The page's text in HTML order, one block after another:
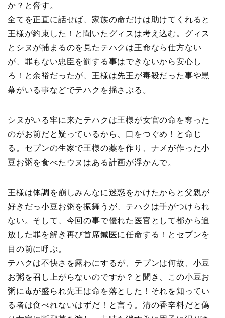
か？と脅す。
全てを正直に話せば、家族の命だけは助けてくれると
王様が約束した！と聞いたグィスは考え込む。グィス
とシヌが捕まるのを見たテハクは王命なら仕方ない
が、罪もない忠臣を罰する事はできないから安心し
ろ！と余裕だったが、王様は先王が毒殺だった事や黒
幕がいる事などでテハクを揺さぶる。
シヌがいる牢に来たテハクは王様が女官の命を奪った
のがお前だと疑っているから、口をつぐめ！と命じ
る。セプンの生家で王様の薬を作り、ナメが作った小
豆お粥を食べたウヌはある計画が浮かんで。
王様は体調を崩しみんなに迷惑をかけたからと父親が
好きだっ小豆お粥を振舞うが、テハクは手がつけられ
ない。そして、今回の事で優れた医官として都から追
放した罪を解き再び首席鍼医に任命する！とセプンを
目の前に呼ぶ。
テハクは不快さを露わにするが、テプンは何故、小豆
お粥を召し上がらないのですか？と聞き、この小豆お
粥に毒が盛られ先王は命を落とした！それを知ってい
る者は食べれないはずだ！と言う。清の香辛料だと偽